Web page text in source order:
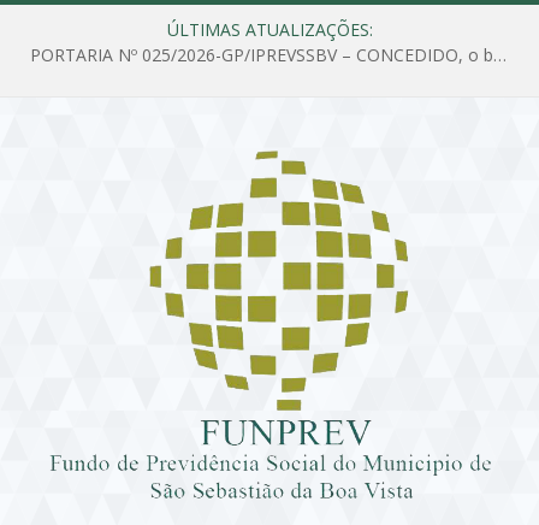
ÚLTIMAS ATUALIZAÇÕES:
PORTARIA Nº 025/2026-GP/IPREVSSBV – CONCEDIDO, o benefício de PENSÃO a MARIA ESTELA DOS SANTOS SOUZA